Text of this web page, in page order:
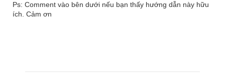
Ps: Comment vào bên dưới nếu bạn thấy hướng dẫn này hữu
ích. Cảm ơn